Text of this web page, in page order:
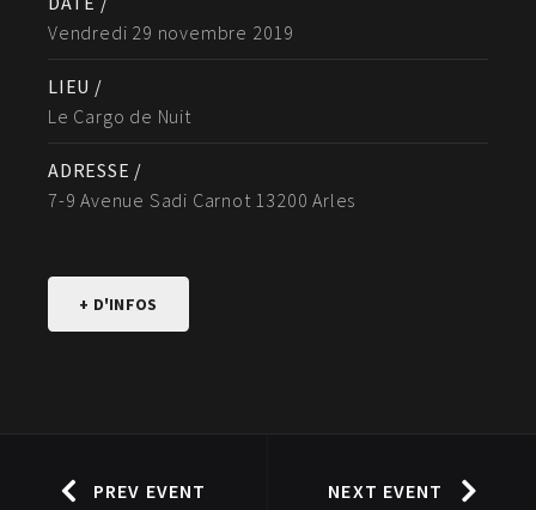
Vendredi 29 novembre 2019
LIEU /
Le Cargo de Nuit
ADRESSE /
7-9 Avenue Sadi Carnot 13200 Arles
+ D'INFOS
PREV EVENT NEXT EVENT